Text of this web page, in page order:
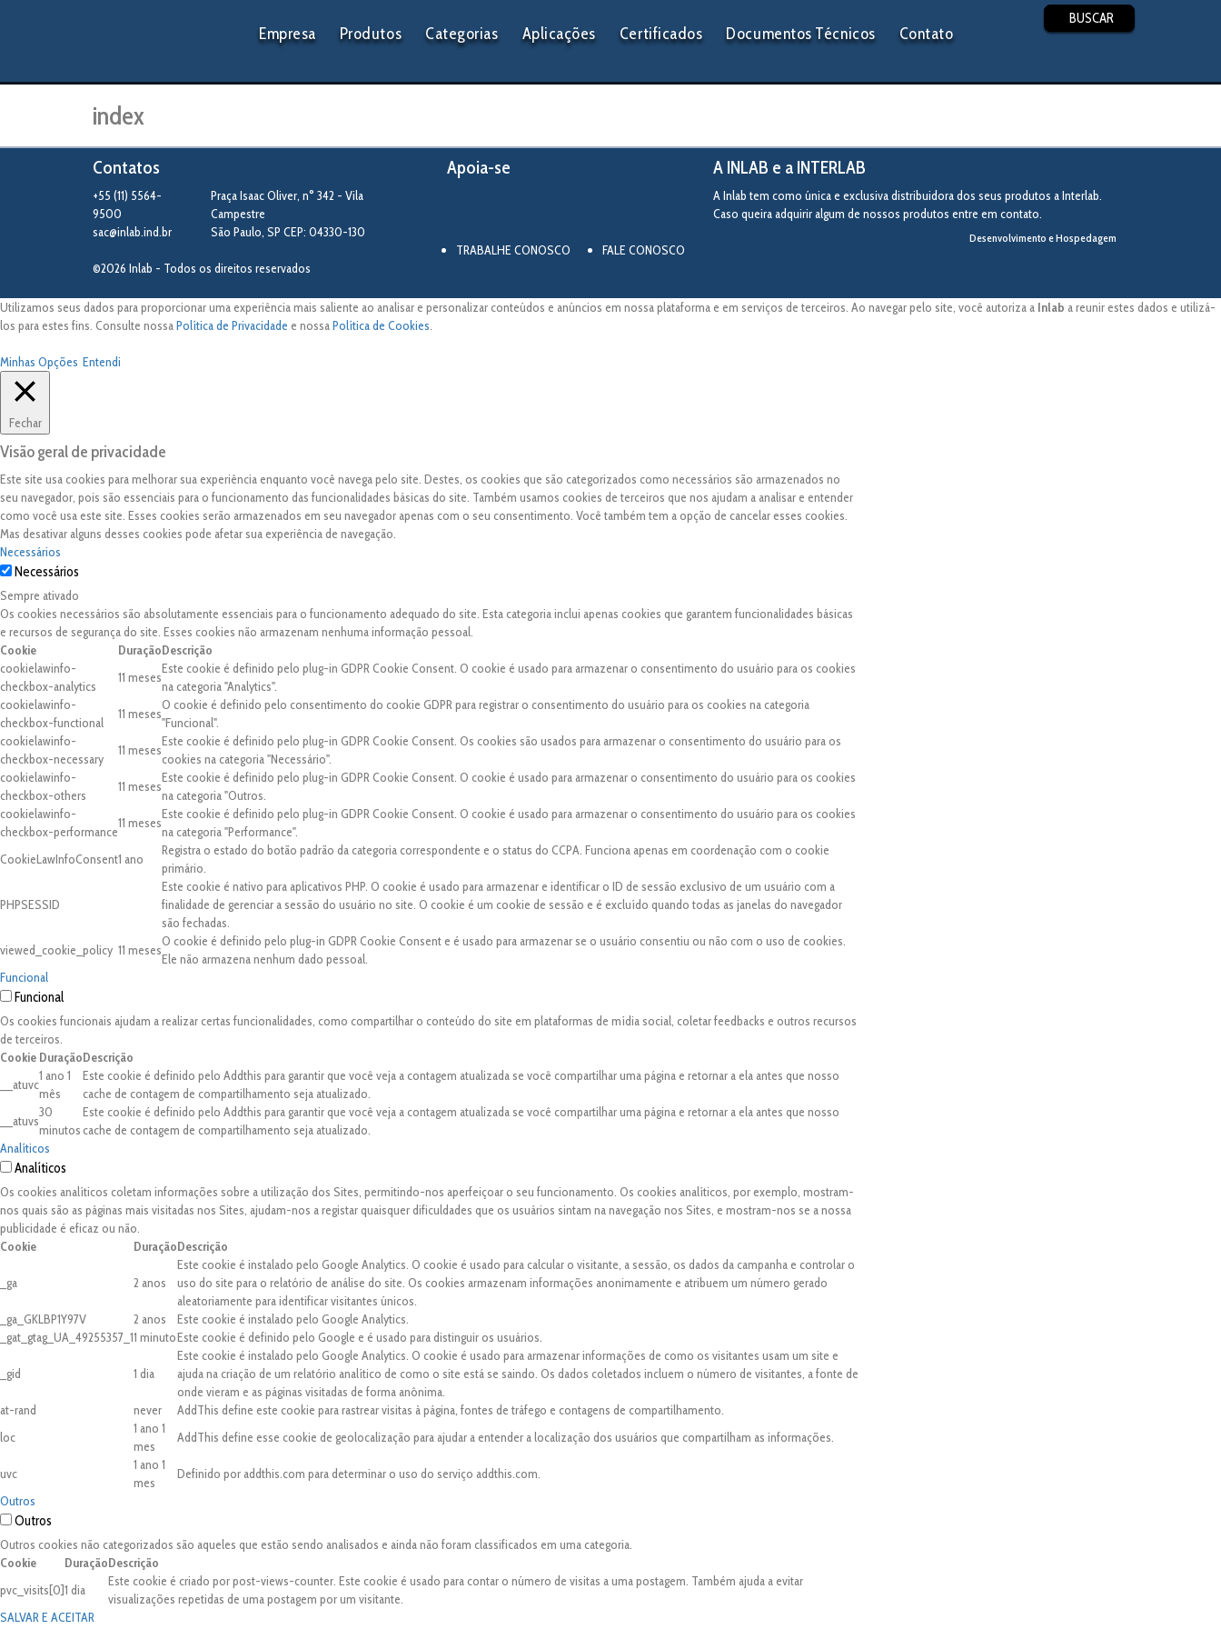
BUSCAR
Empresa Produtos Categorias Aplicações Certificados Documentos Técnicos Contato
index
Contatos
+55 (11) 5564-
9500
sac@inlab.ind.br
Praça Isaac Oliver, n° 342 - Vila
Campestre
São Paulo SP CEP: 04330-130
Apoia-se A INLAB e a INTERLAB
A Inlab tem como única e exclusiva distribuidora dos seus produtos a Interlab.
Caso queira adquirir algum de nossos produtos entre em contato.
TRABALHE CONOSCO
FALE CONOSCO
©2026 Inlab - Todos os direitos reservados
Desenvolvimento e Hospedagem
Utilizamos seus dados para proporcionar uma experiência mais saliente ao analisar e personalizar conteúdos e anúncios em nossa plataforma e em serviços de terceiros. Ao navegar pelo site, você autoriza a Inlab a reunir estes dados e utilizá-
los para estes fins. Consulte nossaPolítica de Privacidade e nossaPolítica de Cookies
Minhas Opções Entendi
Fechar
Visão geral de privacidade
Este site usa cookies para melhorar sua experiência enquanto você navega pelo site. Destes, os cookies que são categorizados como necessários são armazenados no
seu navegador, pois são essenciais para o funcionamento das funcionalidades básicas do site. Também usamos cookies de terceiros que nos ajudam a analisar e entender
como você usa este site. Esses cookies serão armazenados em seu navegador apenas com o seu consentimento. Você também tem a opção de cancelar esses cookies.
Mas desativar alguns desses cookies pode afetar sua experiência de navegação.
Necessários
Necessários
Sempre ativado
Os cookies necessários são absolutamente essenciais para o funcionamento adequado do site. Esta categoria inclui apenas cookies que garantem funcionalidades básicas
e recursos de segurança do site. Esses cookies não armazenam nenhuma informação pessoal.
Cookie
DuraçãoDescrição
cookielawinfo-
checkbox-analytics
11 meses
Este cookie é definido pelo plug-in GDPR Cookie Consent. O cookie é usado para armazenar o consentimento do usuário para os cookies
na categoria "Analytics".
cookielawinfo-
checkbox-functional
11 meses
O cookie é definido pelo consentimento do cookie GDPR para registrar o consentimento do usuário para os cookies na categoria
"Funcional".
cookielawinfo-
checkbox-necessary
11 meses
Este cookie é definido pelo plug-in GDPR Cookie Consent. Os cookies são usados para armazenar o consentimento do usuário para os
cookies na categoria "Necessário".
cookielawinfo-
checkbox-others
11 meses
Este cookie é definido pelo plug-in GDPR Cookie Consent. O cookie é usado para armazenar o consentimento do usuário para os cookies
na categoria "Outros.
cookielawinfo-
checkbox-performance
11 meses
Este cookie é definido pelo plug-in GDPR Cookie Consent. O cookie é usado para armazenar o consentimento do usuário para os cookies
na categoria "Performance".
CookieLawInfoConsent1 ano
Registra o estado do botão padrão da categoria correspondente e o status do CCPA. Funciona apenas em coordenação com o cookie
primário.
PHPSESSID
Este cookie é nativo para aplicativos PHP. O cookie é usado para armazenar e identificar o ID de sessão exclusivo de um usuário com a
finalidade de gerenciar a sessão do usuário no site. O cookie é um cookie de sessão e é excluído quando todas as janelas do navegador
são fechadas.
viewed_cookie_policy 11 meses
O cookie é definido pelo plug-in GDPR Cookie Consent e é usado para armazenar se o usuário consentiu ou não com o uso de cookies.
Ele não armazena nenhum dado pessoal.
Funcional
Funcional
Os cookies funcionais ajudam a realizar certas funcionalidades, como compartilhar o conteúdo do site em plataformas de mídia social, coletar feedbacks e outros recursos
de terceiros.
Cookie DuraçãoDescrição
__atuvc
1 ano 1
mês
Este cookie é definido pelo Addthis para garantir que você veja a contagem atualizada se você compartilhar uma página e retornar a ela antes que nosso
cache de contagem de compartilhamento seja atualizado.
__atuvs
30
minutos
Este cookie é definido pelo Addthis para garantir que você veja a contagem atualizada se você compartilhar uma página e retornar a ela antes que nosso
cache de contagem de compartilhamento seja atualizado.
Analíticos
Analíticos
Os cookies analíticos coletam informações sobre a utilização dos Sites, permitindo-nos aperfeiçoar o seu funcionamento. Os cookies analíticos, por exemplo, mostram-
nos quais são as páginas mais visitadas nos Sites, ajudam-nos a registar quaisquer dificuldades que os usuários sintam na navegação nos Sites, e mostram-nos se a nossa
publicidade é eficaz ou não.
Cookie
DuraçãoDescrição
_ga 2 anos
Este cookie é instalado pelo Google Analytics. O cookie é usado para calcular o visitante, a sessão, os dados da campanha e controlar o
uso do site para o relatório de análise do site. Os cookies armazenam informações anonimamente e atribuem um número gerado
aleatoriamente para identificar visitantes únicos.
_ga_GKLBP1Y97V
2 anos
Este cookie é instalado pelo Google Analytics.
_gat_gtag_UA_49255357_11 minutoEste cookie é definido pelo Google e é usado para distinguir os usuários.
_gid 1 dia
Este cookie é instalado pelo Google Analytics. O cookie é usado para armazenar informações de como os visitantes usam um site e
ajuda na criação de um relatório analítico de como o site está se saindo. Os dados coletados incluem o número de visitantes, a fonte de
onde vieram e as páginas visitadas de forma anônima.
at-rand
never
AddThis define este cookie para rastrear visitas à página, fontes de tráfego e contagens de compartilhamento.
loc
1 ano 1
mes
AddThis define esse cookie de geolocalização para ajudar a entender a localização dos usuários que compartilham as informações.
uvc
1 ano 1
mes
Definido por addthis.com para determinar o uso do serviço addthis.com.
Outros
Outros
Outros cookies não categorizados são aqueles que estão sendo analisados e ainda não foram classificados em uma categoria.
Cookie
DuraçãoDescrição
pvc_visits[0]1 dia
Este cookie é criado por post-views-counter. Este cookie é usado para contar o número de visitas a uma postagem. Também ajuda a evitar
visualizações repetidas de uma postagem por um visitante.
SALVAR E ACEITAR